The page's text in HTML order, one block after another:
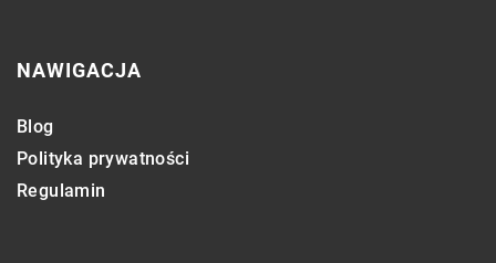
NAWIGACJA
Blog
Polityka prywatności
Regulamin